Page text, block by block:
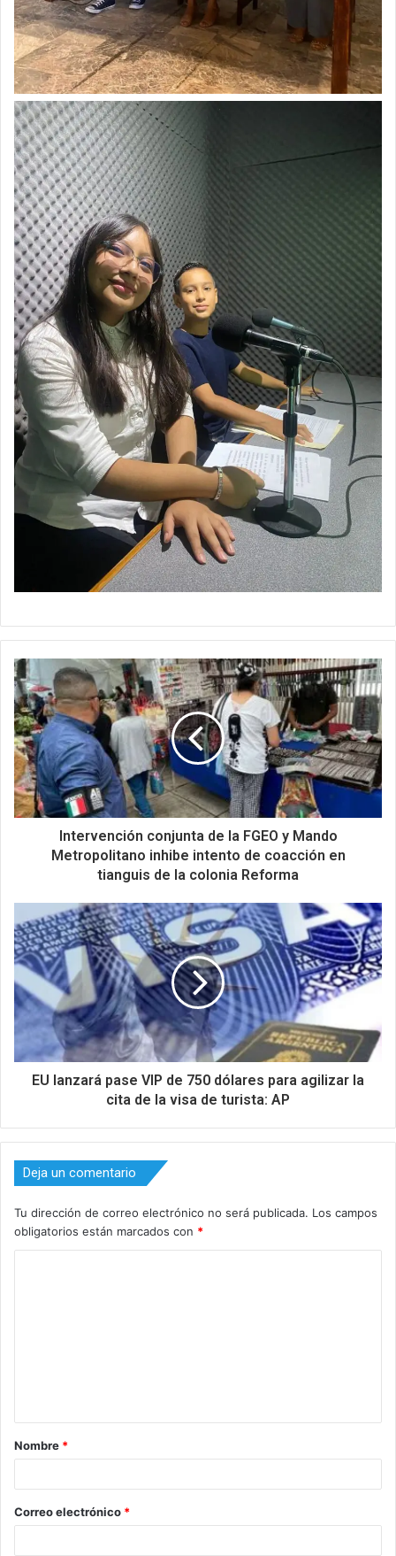
Intervención conjunta de la FGEO y Mando
Metropolitano inhibe intento de coacción en
tianguis de la colonia Reforma
EU lanzará pase VIP de 750 dólares para agilizar la
cita de la visa de turista: AP
Deja un comentario
Tu dirección de correo electrónico no será publicada. Los campos
obligatorios están marcados con *
a
r
*
Nombre *
Correo electrónico *